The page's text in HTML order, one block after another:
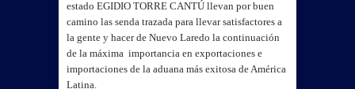
estado EGIDIO TORRE CANTÚ llevan por buen
camino las senda trazada para llevar satisfactores a
la gente y hacer de Nuevo Laredo la continuación
de la máxima importancia en exportaciones e
importaciones de la aduana más exitosa de América
Latina.